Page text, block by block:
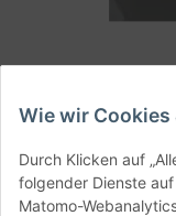
Wie wir Cookies
Durch Klicken auf
folgender Dienste auf
Matomo-
Molini Ambrosio
Biga, Poolish &
Weizenkeimen